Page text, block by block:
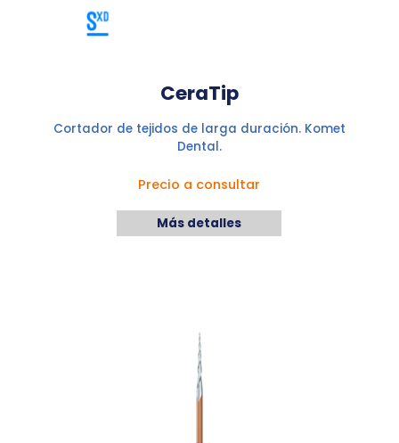
CeraTip
Cortador de tejidos de larga duración. Komet
Dental.
Precio a consultar
Más detalles